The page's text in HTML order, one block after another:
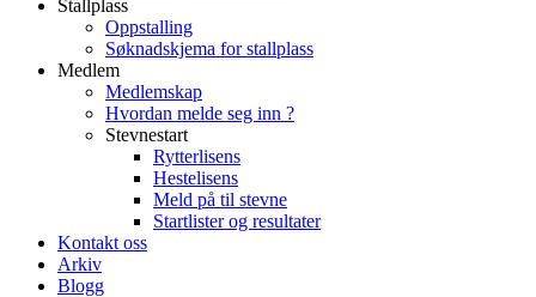
Stallplass
Oppstalling
Søknadskjema for stallplass
Medlem
Medlemskap
Hvordan melde seg inn ?
Stevnestart
Rytterlisens
Hestelisens
Meld på til stevne
Startlister og resultater
Kontakt oss
Arkiv
Blogg